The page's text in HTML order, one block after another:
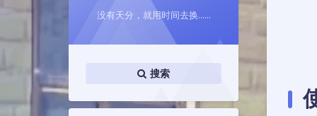
没有天分，就用时间去换......
搜索